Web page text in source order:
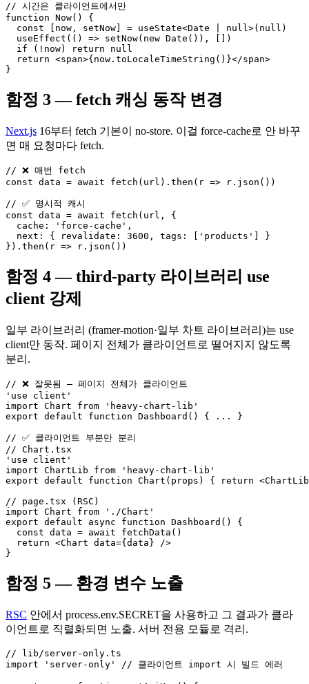
// 시간은 클라이언트에서만
function Now() {
  const [now, setNow] = useState<Date | null>(null)
  useEffect(() => setNow(new Date()), [])
  if (!now) return null
  return <span>{now.toLocaleTimeString()}</span>
}
함정 3 — fetch 캐싱 동작 변경
Next.js 16부터 fetch 기본이 no-store. 이걸 force-cache로 안 바꾸
면 매 요청마다 fetch.
// ❌ 매번 fetch
const data = await fetch(url).then(r => r.json())
// ✅ 명시적 캐시
const data = await fetch(url, {
  cache: 'force-cache',
  next: { revalidate: 3600, tags: ['products'] }
}).then(r => r.json())
함정 4 — third-party 라이브러리 use
client 강제
일부 라이브러리 (framer-motion·일부 차트 라이브러리)는 use
client만 동작. 페이지 전체가 클라이언트로 떨어지지 않도록
분리.
// ❌ 잘못됨 — 페이지 전체가 클라이언트
'use client'
import Chart from 'heavy-chart-lib'
export default function Dashboard() { ... }
// ✅ 클라이언트 부분만 분리
// Chart.tsx
'use client'
import ChartLib from 'heavy-chart-lib'
export default function Chart(props) { return
// page.tsx (RSC)
import Chart from './Chart'
export default async function Dashboard() {
  const data = await fetchData()
  return <Chart data={data} />
}
함정 5 — 환경 변수 노출
RSC 안에서 process.env.SECRET을 사용하고 그 결과가 클라
이언트로 직렬화되면 노출. 서버 전용 모듈로 격리.
// lib/server-only.ts
import 'server-only' // 클라이언트 import 시 빌드 에러